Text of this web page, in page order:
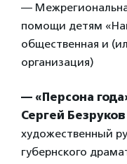
—
помощи детям
общественная и
организация)
— «Персона
Сергей Безруков
художественный
губернского